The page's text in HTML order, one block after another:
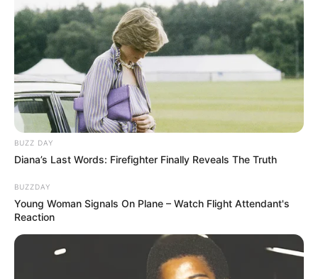
BUZZ DAY
Diana’s Last Words: Firefighter Finally Reveals The Truth
BUZZDAY
Young Woman Signals On Plane – Watch Flight Attendant's
Reaction